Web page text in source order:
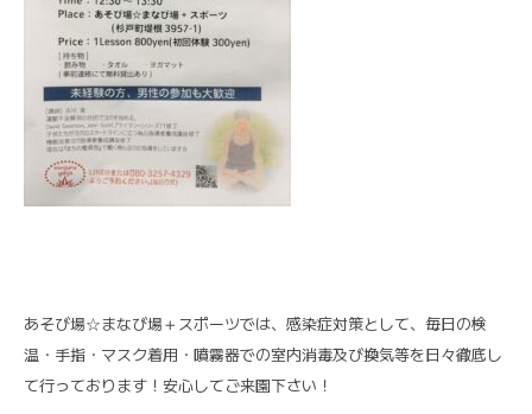
あそび場☆まなび場＋スポーツでは、感染症対策として、毎日の検
温・手指・マスク着用・噴霧器での室内消毒及び換気等を日々徹底し
て行っております！安心してご来園下さい！